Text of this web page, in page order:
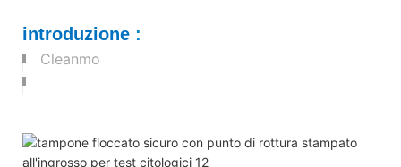
introduzione :
Cleanmo